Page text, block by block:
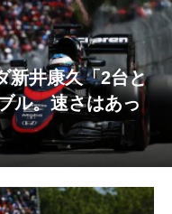
新井康久「2台と
ル。速さはあっ